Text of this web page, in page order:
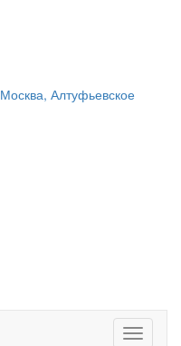
Москва, Алтуфьевское
Меню